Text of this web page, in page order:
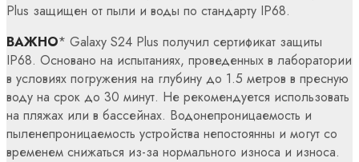
Plus защищен от пыли и воды по стандарту IP68.
ВАЖНО* Galaxy S24 Plus получил сертификат защиты
IP68. Основано на испытаниях, проведенных в лаборатории
в условиях погружения на глубину до 1.5 метров в пресную
воду на срок до 30 минут. Не рекомендуется использовать
на пляжах или в бассейнах. Водонепроницаемость и
пыленепроницаемость устройства непостоянны и могут со
временем снижаться из-за нормального износа и износа.